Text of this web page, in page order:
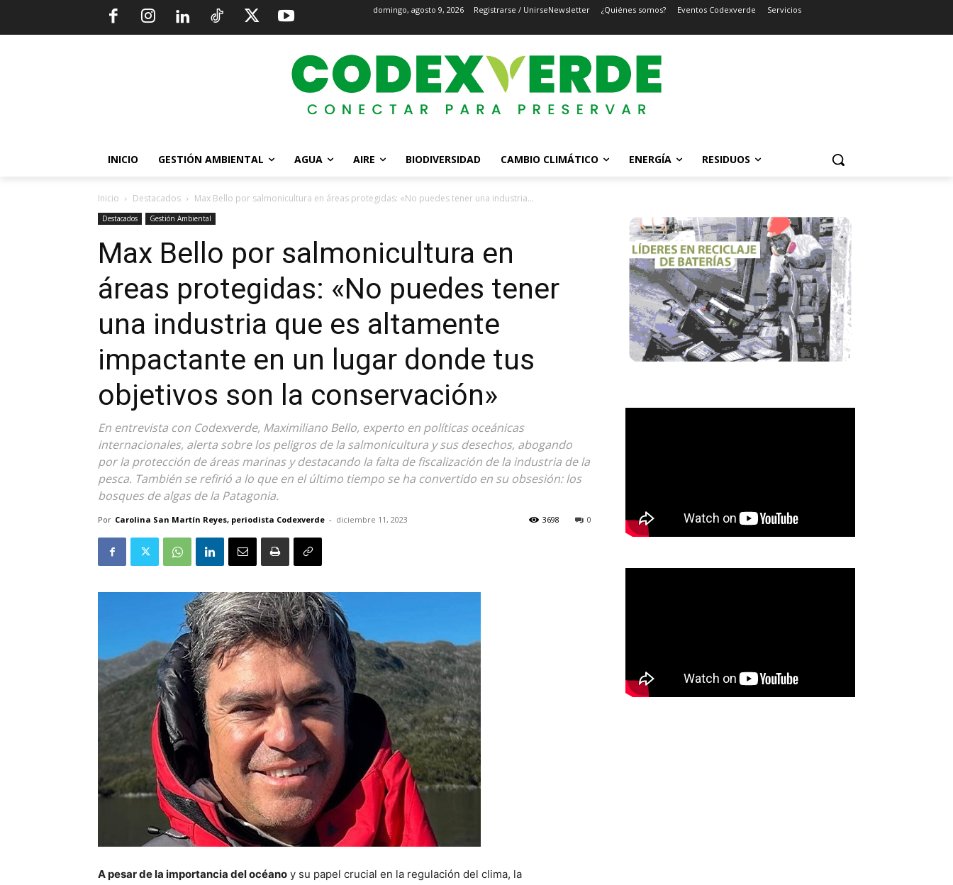
domingo, agosto 9, 2026 Registrarse / UnirseNewsletter ¿Quiénes somos? Eventos Codexverde Servicios
INICIO GESTIÓN AMBIENTAL AGUA AIRE BIODIVERSIDAD CAMBIO CLIMÁTICO ENERGÍA RESIDUOS
Inicio Destacados Max Bello por salmonicultura en áreas protegidas: «No puedes tener una industria...
Destacados Gestión Ambiental
Max Bello por salmonicultura en
áreas protegidas: «No puedes tener
una industria que es altamente
impactante en un lugar donde tus
objetivos son la conservación»
En entrevista con Codexverde, Maximiliano Bello, experto en políticas oceánicas
internacionales, alerta sobre los peligros de la salmonicultura y sus desechos, abogando
por la protección de áreas marinas y destacando la falta de fiscalización de la industria de la
pesca. También se refirió a lo que en el último tiempo se ha convertido en su obsesión: los
bosques de algas de la Patagonia.
Por Carolina San Martín Reyes, periodista Codexverde - diciembre 11, 2023 0
3698
A pesar de la importancia del océano y su papel crucial en la regulación del clima, la